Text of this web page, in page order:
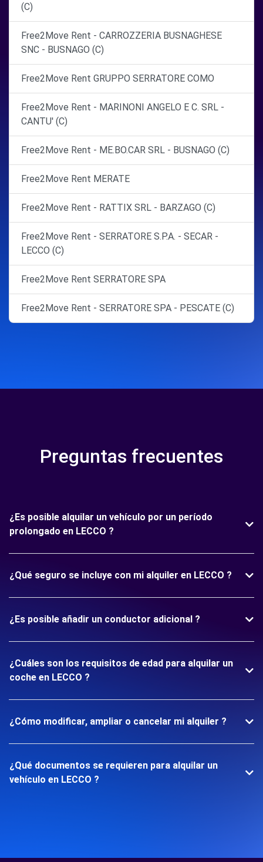
(C)
Free2Move Rent - CARROZZERIA BUSNAGHESE
SNC - BUSNAGO (C)
Free2Move Rent GRUPPO SERRATORE COMO
Free2Move Rent - MARINONI ANGELO E C. SRL -
CANTU' (C)
Free2Move Rent - ME.BO.CAR SRL - BUSNAGO (C)
Free2Move Rent MERATE
Free2Move Rent - RATTIX SRL - BARZAGO (C)
Free2Move Rent - SERRATORE S.P.A. - SECAR -
LECCO (C)
Free2Move Rent SERRATORE SPA
Free2Move Rent - SERRATORE SPA - PESCATE (C)
Preguntas frecuentes
¿Es posible alquilar un vehículo por un período
prolongado en LECCO ?
¿Qué seguro se incluye con mi alquiler en LECCO ?
¿Es posible añadir un conductor adicional ?
¿Cuáles son los requisitos de edad para alquilar un
coche en LECCO ?
¿Cómo modificar, ampliar o cancelar mi alquiler ?
¿Qué documentos se requieren para alquilar un
vehículo en LECCO ?